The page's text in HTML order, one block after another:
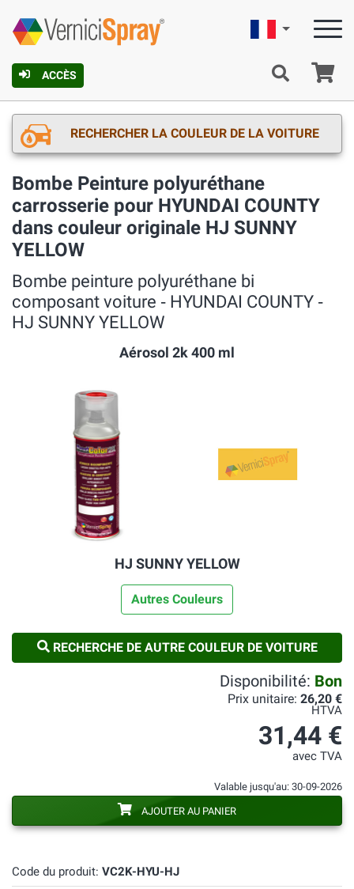
ACCÈS
Française
RECHERCHER LA COULEUR DE LA VOITURE
Bombe Peinture polyuréthane
carrosserie pour HYUNDAI COUNTY
dans couleur originale HJ SUNNY
YELLOW
Bombe peinture polyuréthane bi
composant voiture ‐ HYUNDAI COUNTY ‐
HJ SUNNY YELLOW
Aérosol 2k 400 ml
HJ SUNNY YELLOW
Autres Couleurs
RECHERCHE DE AUTRE COULEUR DE VOITURE
Code du produit: VC2K-HYU-HJ
Disponibilité: Bon
Prix unitaire: 26,20 €
HTVA
31,44 €
avec TVA
Valable jusqu'au: 30-09-2026
AJOUTER AU PANIER